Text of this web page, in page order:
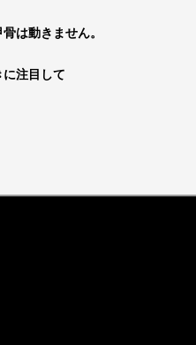
は動きません。
に注目して